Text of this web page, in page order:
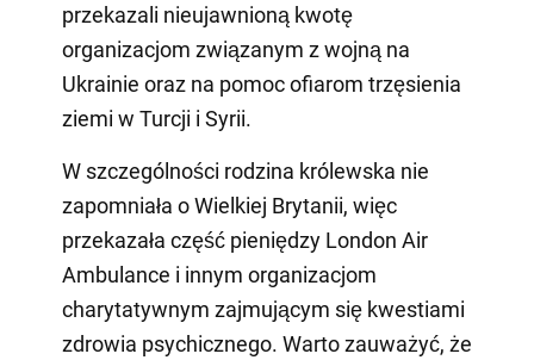
przekazali nieujawnioną kwotę
organizacjom związanym z wojną na
Ukrainie oraz na pomoc ofiarom trzęsienia
ziemi w Turcji i Syrii.
W szczególności rodzina królewska nie
zapomniała o Wielkiej Brytanii, więc
przekazała część pieniędzy London Air
Ambulance i innym organizacjom
charytatywnym zajmującym się kwestiami
zdrowia psychicznego. Warto zauważyć, że